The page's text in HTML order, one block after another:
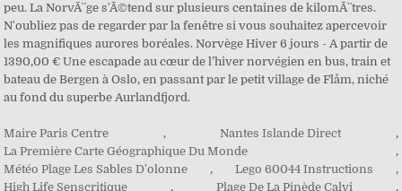
Maire Paris Centre , Nantes Islande Direct
,
La Première Carte Géographique Du Monde
,
Météo Plage Les Sables D'olonne
, Lego 60044 Instructions
,
High Life Senscritique
, Plage De La Pinède Calvi ,